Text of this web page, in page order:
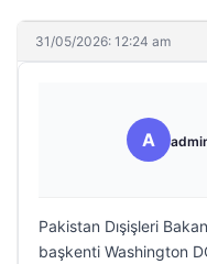
31/05/2026: 12:24 am
A
Pakistan Dışişleri
başkenti Washington